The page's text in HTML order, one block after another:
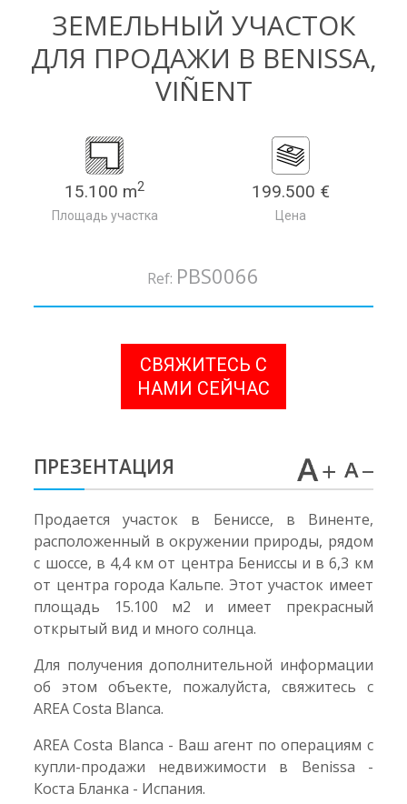
ЗЕМЕЛЬНЫЙ УЧАСТОК
ДЛЯ ПРОДАЖИ В BENISSA,
VIÑENT
15.100 m2
Площадь участка
199.500 €
Цена
Ref: PBS0066
СВЯЖИТЕСЬ С
НАМИ СЕЙЧАС
ПРЕЗЕНТАЦИЯ
Продается участок в Бениссе, в Виненте,
расположенный в окружении природы, рядом
с шоссе, в 4,4 км от центра Бениссы и в 6,3 км
от центра города Кальпе. Этот участок имеет
площадь 15.100 м2 и имеет прекрасный
открытый вид и много солнца.
Для получения дополнительной информации
об этом объекте, пожалуйста, свяжитесь с
AREA Costa Blanca.
AREA Costa Blanca - Ваш агент по операциям с
купли-продажи недвижимости в Benissa -
Коста Бланка - Испания.